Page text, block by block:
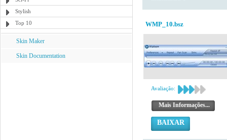
Stylish
Top 10
Skin Maker
Skin Documentation
WMP_10.bsz
Avaliação:
Mais Informações...
BAIXAR